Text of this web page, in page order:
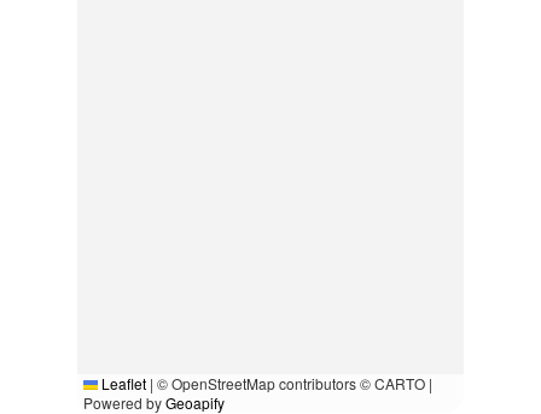
Leaflet | © OpenStreetMap contributors © CARTO |
Powered byGeoapify